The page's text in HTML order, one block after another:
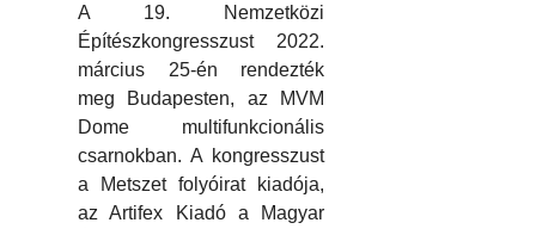
A 19. Nemzetközi
Építészkongresszust 2022.
március 25-én rendezték
meg Budapesten, az MVM
Dome multifunkcionális
csarnokban. A kongresszust
a Metszet folyóirat kiadója,
az Artifex Kiadó a Magyar